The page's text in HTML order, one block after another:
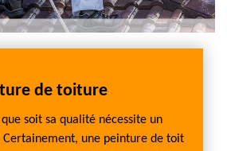
de toiture
soit sa qualité nécessite un
une peinture de toit